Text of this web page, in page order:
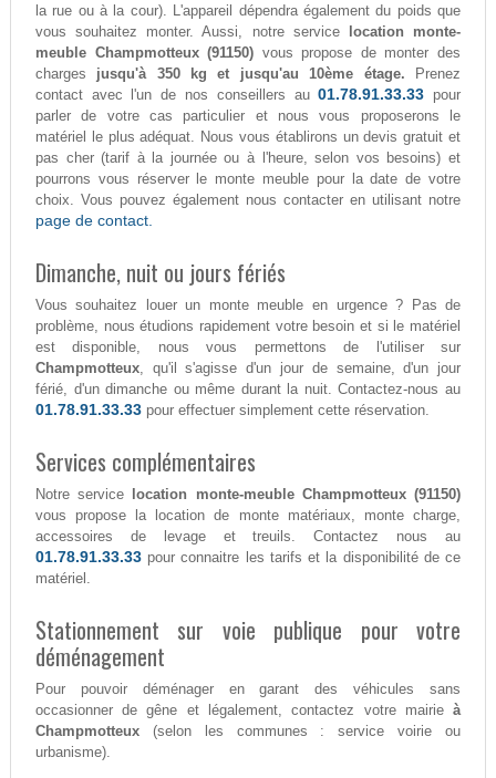
la rue ou à la cour). L'appareil dépendra également du poids que
vous souhaitez monter. Aussi, notre service
location monte-
meuble Champmotteux (91150) vous propose de monter des
charges jusqu'à 350 kg et jusqu'au 10ème étage. Prenez
contact avec l'un de nos conseillers au01.78.91.33.33 pour
parler de votre cas particulier et nous vous proposerons le
matériel le plus adéquat. Nous vous établirons un devis gratuit et
pas cher (tarif à la journée ou à l'heure, selon vos besoins) et
pourrons vous réserver le monte meuble pour la date de votre
choix. Vous pouvez également nous contacter en utilisant notre
page de contact.
Dimanche, nuit ou jours fériés
Vous souhaitez louer un monte meuble en urgence ? Pas de
problème, nous étudions rapidement votre besoin et si le matériel
est disponible, nous vous permettons de l'utiliser sur
Champmotteux, qu'il s'agisse d'un jour de semaine, d'un jour
férié, d'un dimanche ou même durant la nuit. Contactez-nous au
01.78.91.33.33 pour effectuer simplement cette réservation.
Services complémentaires
Notre service
location monte-meuble Champmotteux (91150)
vous propose la location de monte matériaux, monte charge,
accessoires de levage et treuils. Contactez nous au
01.78.91.33.33 pour connaitre les tarifs et la disponibilité de ce
matériel.
Stationnement sur voie publique pour votre
déménagement
Pour pouvoir déménager en garant des véhicules sans
occasionner de gêne et légalement, contactez votre mairieà
Champmotteux(selon les communes : service voirie ou
urbanisme).